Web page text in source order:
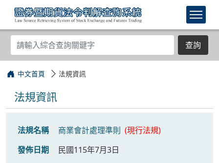
查詢
中文首頁 法規資訊
法規資訊
法規名稱 商業會計處理準則 (現行法規)
發佈日期
民國115年7月3日